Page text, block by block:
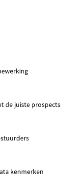
de juiste prospects
kenmerken